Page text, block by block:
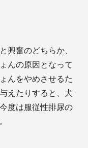
興奮のどちらか、
んの原因となって
んをやめさせるた
えたりすると、犬
度は服従性排尿の